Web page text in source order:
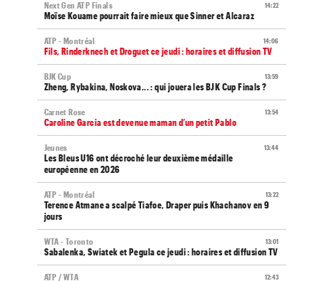
14:22
Next Gen ATP Finals
Moïse Kouame pourrait faire mieux que Sinner et Alcaraz
14:06
ATP - Montréal
Fils, Rinderknech et Droguet ce jeudi : horaires et diffusion TV
13:59
BJK Cup
Zheng, Rybakina, Noskova... : qui jouera les BJK Cup Finals ?
13:54
Carnet Rose
Caroline Garcia est devenue maman d’un petit Pablo
13:44
Jeunes
Les Bleus U16 ont décroché leur deuxième médaille
européenne en 2026
13:22
ATP - Montréal
Terence Atmane a scalpé Tiafoe, Draper puis Khachanov en 9
jours
13:01
WTA - Toronto
Sabalenka, Swiatek et Pegula ce jeudi : horaires et diffusion TV
12:43
ATP / WTA